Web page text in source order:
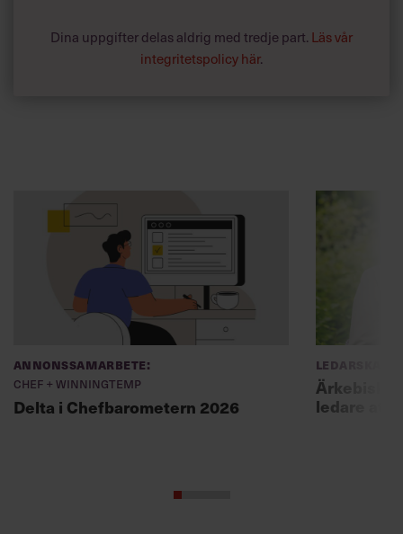
Dina uppgifter delas aldrig med tredje part. Läs vår
integritetspolicy här.
Annonssamarbete:
Chef + Winningtemp
Delta i Chefbarometern 2026
Ledarskap
ledare att